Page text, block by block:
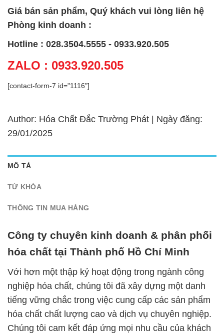
Giá bán sản phẩm, Quý khách vui lòng liên hệ
Phòng kinh doanh :
Hotline : 028.3504.5555 - 0933.920.505
ZALO : 0933.920.505
[contact-form-7 id="1116"]
Author: Hóa Chất Đắc Trường Phát | Ngày đăng:
29/01/2025
MÔ TẢ
TỪ KHÓA
THÔNG TIN MUA HÀNG
Công ty chuyên kinh doanh & phân phối
hóa chất tại Thành phố Hồ Chí Minh
Với hơn một thập kỷ hoạt động trong ngành công
nghiệp hóa chất, chúng tôi đã xây dựng một danh
tiếng vững chắc trong việc cung cấp các sản phẩm
hóa chất chất lượng cao và dịch vụ chuyên nghiệp.
Chúng tôi cam kết đáp ứng mọi nhu cầu của khách